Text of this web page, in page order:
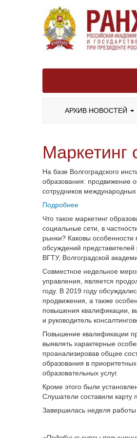
АРХИВ НОВОСТЕЙ
Маркетинг
На базе Волгоградского
образования: продвижение
сотрудников международных
Подробнее
Что такое маркетинг
социальные сети, в
рынки? Каковы особенности
обсуждений
ВГТУ, Волгоградской
Совместное недельное
управления, является
году. В 2019 году
продвижения, а также
повышения квалификации,
и руководитель
Повышение квалификации
выявлять характерные
проанализировав общее
образования в
образовательных услуг.
Кроме этого были
Слушатели составили
Завершилась неделя